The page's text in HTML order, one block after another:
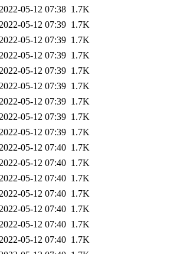
05-12 07:38 1.7K
05-12 07:39 1.7K
05-12 07:39 1.7K
05-12 07:39 1.7K
05-12 07:39 1.7K
05-12 07:39 1.7K
05-12 07:39 1.7K
05-12 07:39 1.7K
05-12 07:39 1.7K
05-12 07:40 1.7K
05-12 07:40 1.7K
05-12 07:40 1.7K
05-12 07:40 1.7K
05-12 07:40 1.7K
05-12 07:40 1.7K
05-12 07:40 1.7K